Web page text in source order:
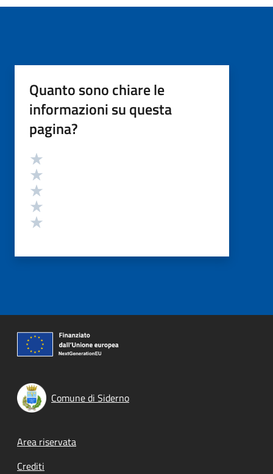
Quanto sono chiare le
informazioni su questa
pagina?
Valutazione
Comune di Siderno
Footer menu
Area riservata
Crediti